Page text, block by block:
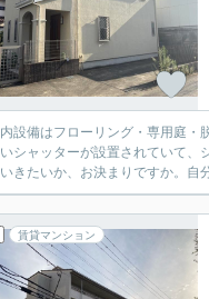
設備はフローリング・専用庭・
シャッターが設置されていて、
きたいか、お決まりですか。自
賃貸マンション